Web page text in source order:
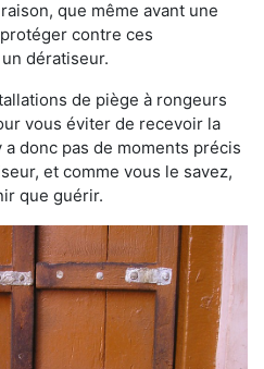
que même avant une
contre ces
dératiseur.
de piège à rongeurs
vous éviter de recevoir la
a donc pas de moments précis
et comme vous le savez,
que guérir.